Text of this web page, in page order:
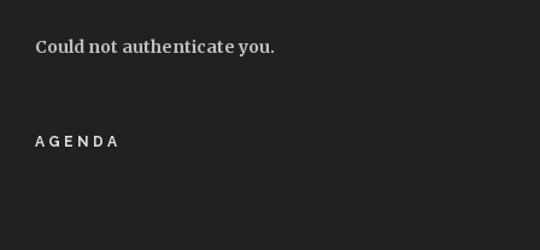
Could not authenticate you.
AGENDA